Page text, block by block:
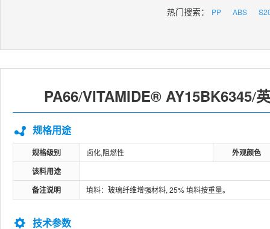
热门搜索： PP ABS
PA66/VITAMIDE® AY15BK6345/
规格用途
规格级别 卤化,阻燃性
外观颜色
该料用途
备注说明
填料：玻璃纤维增强材料, 25% 填料按重量。
技术参数